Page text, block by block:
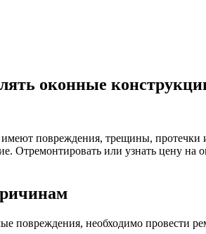
оконные
повреждения, трещины, протечки
Отремонтировать или узнать цену на
необходимо провести